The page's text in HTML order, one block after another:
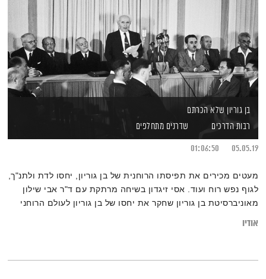
בן גוריון שלא הכרתם
רבות הדרכים
שדרנים מתחלפים
05.05.19
01:06:50
מעטים מכירים את תפיסתו הרוחנית של בן גוריון, יחסו לדת ולתנ"ך,
לגוף נפש רוח ועוד. אסי זיגדון בשיחה מרתקת עם ד"ר אבי שילון
מאוניברסיטת בן גוריון שחקר את יחסו של בן גוריון לעולם הרוחני
אודיו